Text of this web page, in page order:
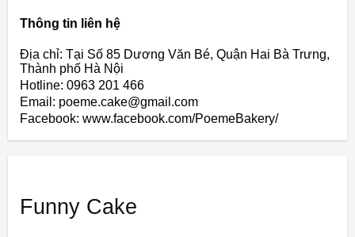
Thông tin liên hệ
Địa chỉ: Tại Số 85 Dương Văn Bé, Quận Hai Bà Trưng,
Thành phố Hà Nội
Hotline: 0963 201 466
Email: poeme.cake@gmail.com
Facebook: www.facebook.com/PoemeBakery/
Funny Cake